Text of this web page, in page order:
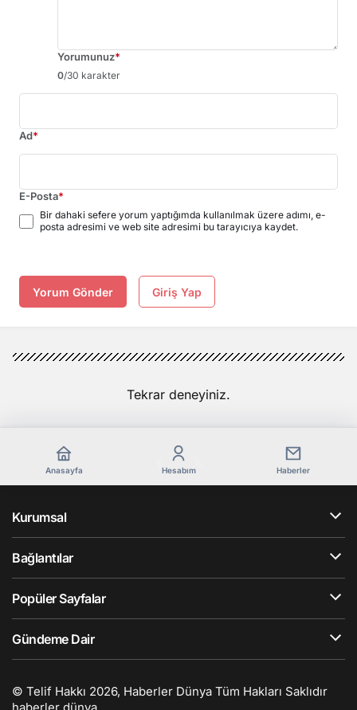
Yorumunuz*
0/30 karakter
Ad*
E-Posta*
Bir dahaki sefere yorum yaptığımda kullanılmak üzere adımı, e-
posta adresimi ve web site adresimi bu tarayıcıya kaydet.
Yorum Gönder Giriş Yap
Tekrar deneyiniz.
Anasayfa Hesabım Haberler
Kurumsal
Bağlantılar
Popüler Sayfalar
Gündeme Dair
© Telif Hakkı 2026, Haberler Dünya Tüm Hakları Saklıdır